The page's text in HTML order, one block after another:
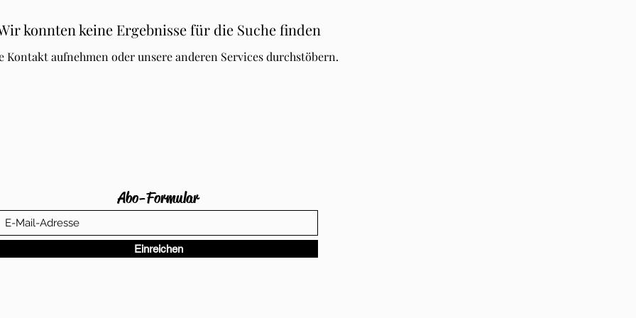
konnten keine Ergebnisse für die Suche finden
Kontakt aufnehmen oder unsere anderen Services durchstöbern.
Abo-Formular
Einreichen